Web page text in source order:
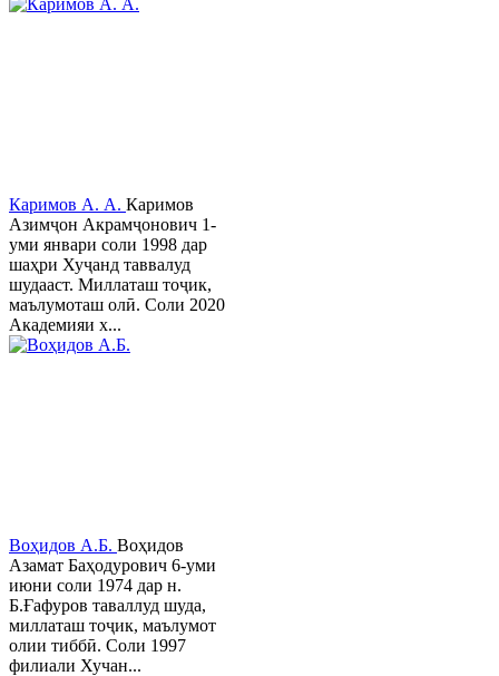
Каримов А. А. Каримов
Азимҷон Акрамҷонович 1-
уми январи соли 1998 дар
шаҳри Хуҷанд таввалуд
шудааст. Миллаташ тоҷик,
маълумоташ олӣ. Соли 2020
Академияи х...
Воҳидов А.Б. Воҳидов
Азамат Баҳодурович 6-уми
июни соли 1974 дар н.
Б.Ғафуров таваллуд шуда,
миллаташ тоҷик, маълумот
олии тиббӣ. Соли 1997
филиали Хучан...